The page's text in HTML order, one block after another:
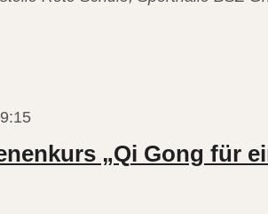
„Qi Gong für
„Qi
Gong